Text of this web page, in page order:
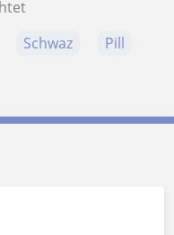
Schwaz
Pill